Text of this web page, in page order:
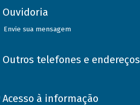
Ouvidoria
Envie sua mensagem
Outros telefones e endereços
Acesso à informação